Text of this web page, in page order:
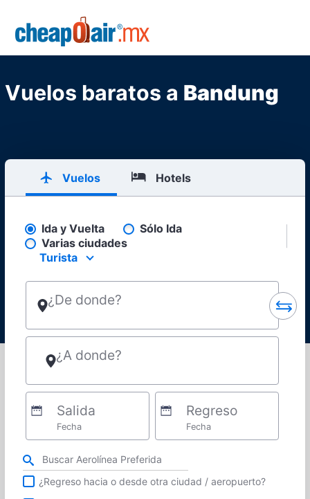
Skip to main content
Vuelos baratos a Bandung
Vuelos Hotels
Pick your flight type
Ida y Vuelta
Sólo Ida
Varias ciudades
Select your preferred seating class.
Turista
¿De donde?
¿A donde?
Salida
Fecha
Regreso
Fecha
Refina tu búsqueda por aerolínea, ciudad o aeropuerto o vuelos directos
¿Regreso hacia o desde otra ciudad / aeropuerto?